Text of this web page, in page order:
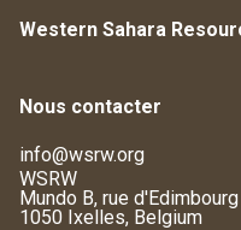
Western Sahara
Nous contacter
info@wsrw.org
WSRW
Mundo B, rue
1050 Ixelles, Belgium